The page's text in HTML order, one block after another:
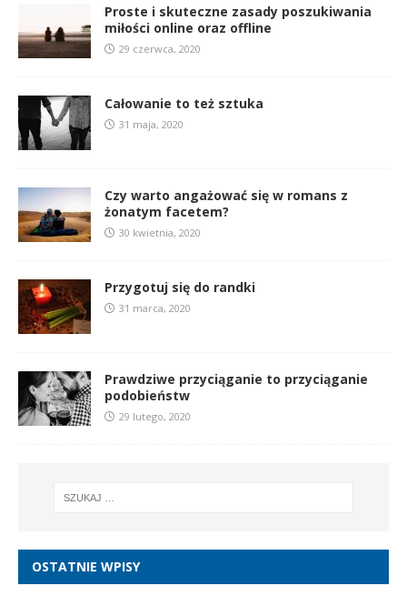
Proste i skuteczne zasady poszukiwania
miłości online oraz offline
29 czerwca, 2020
Całowanie to też sztuka
31 maja, 2020
Czy warto angażować się w romans z
żonatym facetem?
30 kwietnia, 2020
Przygotuj się do randki
31 marca, 2020
Prawdziwe przyciąganie to przyciąganie
podobieństw
29 lutego, 2020
OSTATNIE WPISY